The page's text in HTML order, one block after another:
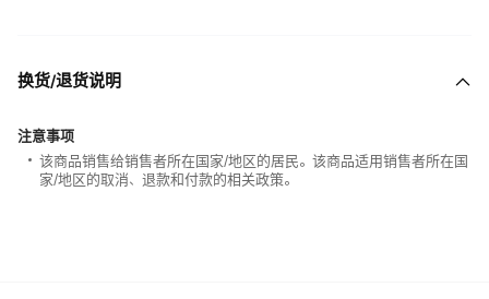
换货/退货说明
注意事项
该商品销售给销售者所在国家/地区的居民。该商品适用销售者所在国
家/地区的取消、退款和付款的相关政策。